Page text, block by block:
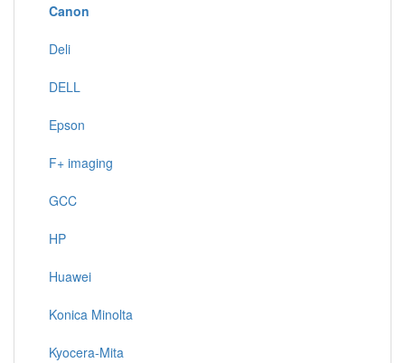
Canon
Deli
DELL
Epson
F+ imaging
GCC
HP
Huawei
Konica Minolta
Kyocera-Mita